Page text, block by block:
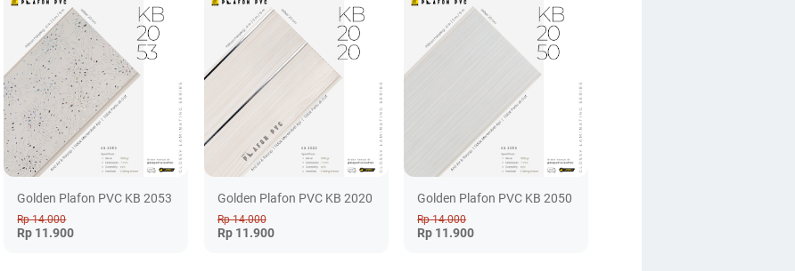
Golden Plafon PVC KB 2053
Rp 14.000
Rp 11.900
Golden Plafon PVC KB 2020
Rp 14.000
Rp 11.900
Golden Plafon PVC KB 2050
Rp 14.000
Rp 11.900